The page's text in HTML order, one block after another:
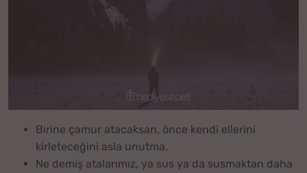
Birine çamur atacaksan, önce kendi ellerini
kirleteceğini asla unutma.
Ne demiş atalarımız, ya sus ya da susmaktan daha